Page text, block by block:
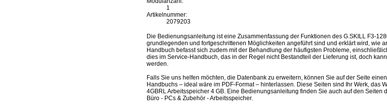
1
Artikelnummer:
2079203
Die Bedienungsanleitung ist eine Zusammenfassung der Funktionen des G.SKILL F3-
grundlegenden und fortgeschrittenen Möglichkeiten angeführt sind und erklärt wird, wie
Handbuch befasst sich zudem mit der Behandlung der häufigsten Probleme,
dies im Service-Handbuch, das in der Regel nicht Bestandteil der Lieferung ist, doch
werden.
Falls Sie uns helfen möchten, die Datenbank zu erweitern, können Sie auf der Seite
Handbuchs – ideal wäre im PDF-Format – hinterlassen. Diese Seiten sind Ihr Werk, das
4GBRL Arbeitsspeicher 4 GB. Eine Bedienungsanleitung finden Sie auch auf den Seiten
Büro - PCs & Zubehör - Arbeitsspeicher.